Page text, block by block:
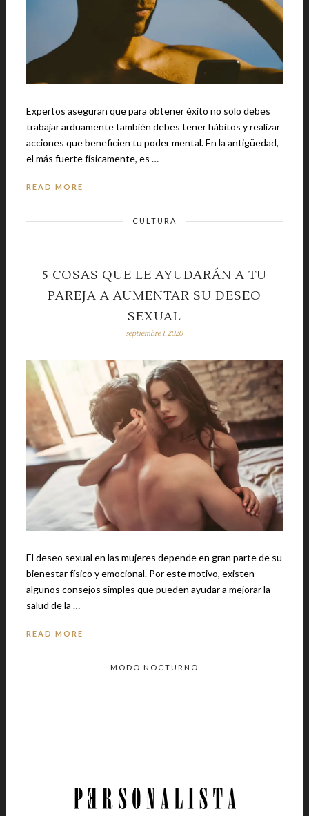
Expertos aseguran que para obtener éxito no solo debes
trabajar arduamente también debes tener hábitos y realizar
acciones que beneficien tu poder mental. En la antigüedad,
el más fuerte físicamente, es …
READ MORE
CULTURA
5 COSAS QUE LE AYUDARÁN A TU
PAREJA A AUMENTAR SU DESEO
SEXUAL
septiembre 1, 2020
El deseo sexual en las mujeres depende en gran parte de su
bienestar físico y emocional. Por este motivo, existen
algunos consejos simples que pueden ayudar a mejorar la
salud de la …
READ MORE
MODO NOCTURNO